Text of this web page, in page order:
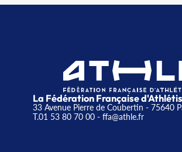
La Fédération Française
33 Avenue Pierre de Coubertin - 75640
T.01 53 80 70 00- ffa@athle.fr